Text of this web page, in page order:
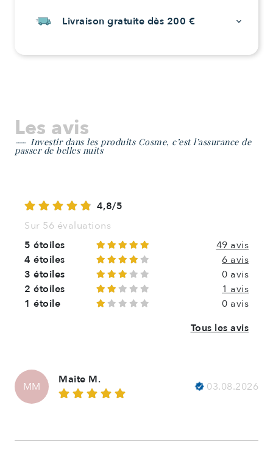
Livraison gratuite dès 200 € keyboard_arrow_down
Les avis
Investir dans les produits Cosme, c’est l’assurance de
passer de belles nuits
4,8/5
Sur 56 évaluations
5 étoiles
49 avis
4 étoiles
6 avis
3 étoiles
0 avis
2 étoiles
1 avis
1 étoile
0 avis
Tous les avis
MM
Maite M.
03.08.2026